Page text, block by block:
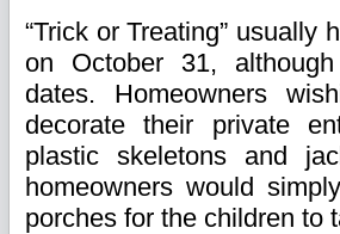
“Trick or Treating” usually
on October 31,
dates. Homeowners
decorate their private
plastic skeletons and
homeowners would
porches for the children to